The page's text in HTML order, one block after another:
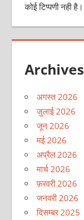
कोई टिप्पणी नही है।
Archives
अगस्त 2026
जुलाई 2026
जून 2026
मई 2026
अप्रैल 2026
मार्च 2026
फ़रवरी 2026
जनवरी 2026
दिसम्बर 2025